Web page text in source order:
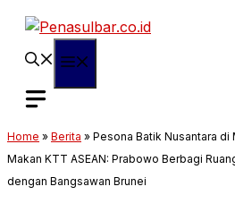
Langsung
Home » Berita » Pesona Batik Nusantara di
Makan KTT ASEAN: Prabowo Berbagi
dengan Bangsawan Brunei